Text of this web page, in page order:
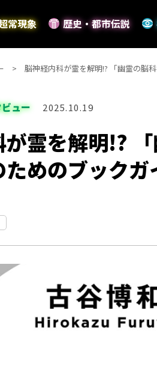
常現象 歴史・都市伝説
脳神経内科が霊を解明!? 「幽霊の脳
ュー 2025.10.19
霊を解明!? 「
めのブックガ